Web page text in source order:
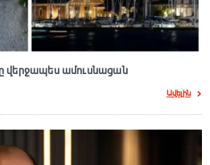
վերջապես ամուսնացան
Ավելին